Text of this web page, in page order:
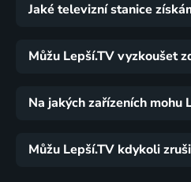
Jaké televizní stanice
Můžu Lepší.TV vyzkoušet
Na jakých zařízeních mohu
Můžu Lepší.TV kdykoli